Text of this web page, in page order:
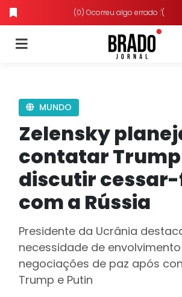
(0) Ocorreu algo errado :'(
MUNDO
Zelensky
contatar
discutir
com a Rússia
Presidente da Ucrânia
necessidade de envolvimento
negociações de paz após
Trump e Putin